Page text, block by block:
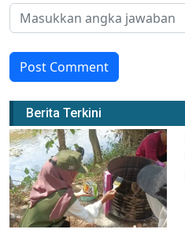
Post Comment
Berita Terkini